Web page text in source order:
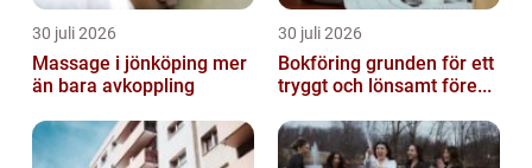
30 juli 2026
Massage i jönköping mer
än bara avkoppling
30 juli 2026
Bokföring grunden för ett
tryggt och lönsamt före...